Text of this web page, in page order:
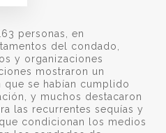
personas, en
del condado,
y organizaciones
mostraron un
que se habían cumplido
y muchos destacaron
las recurrentes sequías y
condicionan los medios